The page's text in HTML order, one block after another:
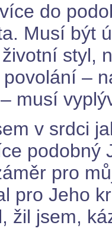
do
Musí být
styl,
–
musí
v srdci
podobný
pro
pro Jeho
žil jsem,